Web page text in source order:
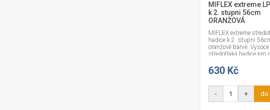
MIFLEX extreme
k 2. stupni 56cm
ORANŽOVÁ
MIFLEX extreme
hadice k 2. stupni
oranžové barvě.
středotlaká hadice pro
630 Kč
- + do